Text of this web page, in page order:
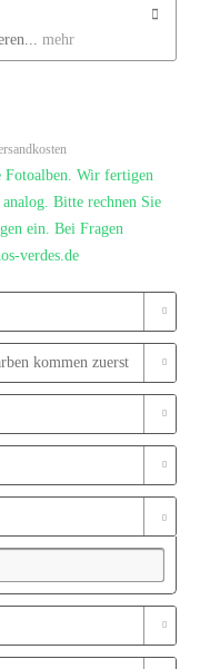
mehr
Fotoalben. Wir fertigen
Bitte rechnen Sie
ein. Bei Fragen
verdes.de
kommen zuerst